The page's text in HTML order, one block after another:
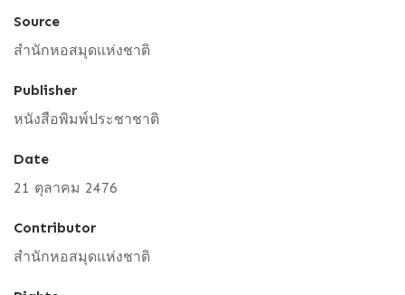
Source
สำนักหอสมุดแห่งชาติ
Publisher
หนังสือพิมพ์ประชาชาติ
Date
21 ตุลาคม 2476
Contributor
สำนักหอสมุดแห่งชาติ